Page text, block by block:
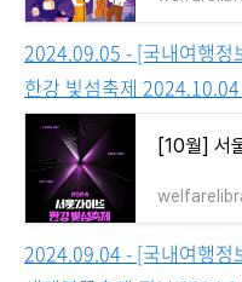
2024.09.05 - [국내여행정
한강 빛섬축제
2024.09.04 - [국내여행정